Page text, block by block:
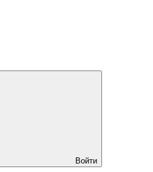
Войти